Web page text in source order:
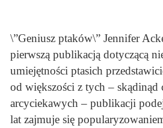
\”Geniusz ptaków\” Jennifer
pierwszą publikacją dotyczącą
umiejętności ptasich
od większości z tych – skądinąd
arcyciekawych – publikacji
lat zajmuje się